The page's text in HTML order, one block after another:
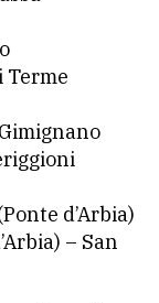
Terme
d’Arbia)
– San